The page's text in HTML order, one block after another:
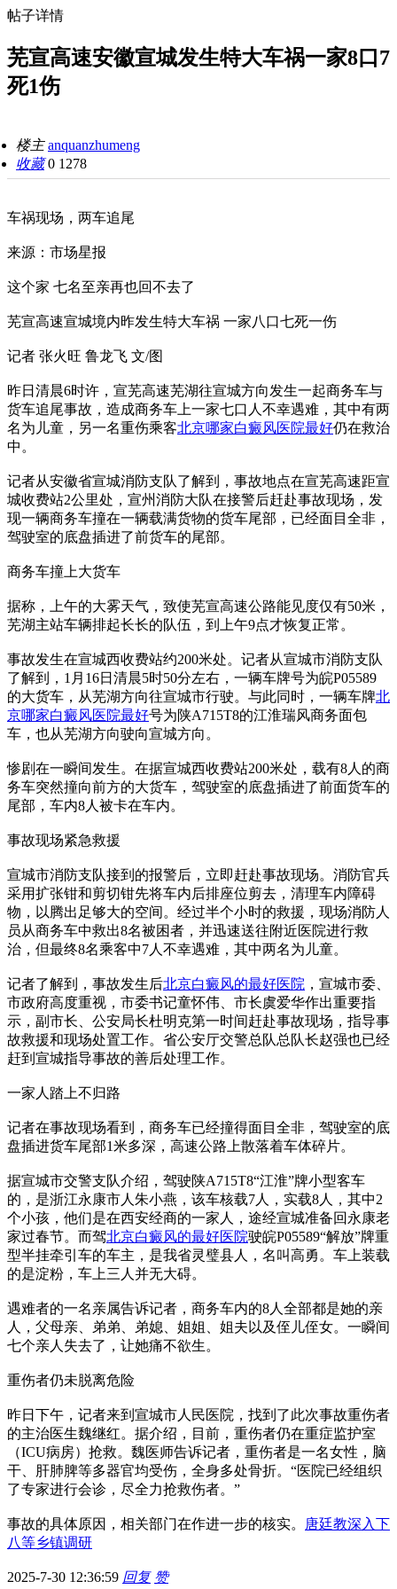
帖子详情
芜宣高速安徽宣城发生特大车祸一家8口7
死1伤
楼主anquanzhumeng
收藏 0 1278
车祸现场，两车追尾
来源：市场星报
这个家 七名至亲再也回不去了
芜宣高速宣城境内昨发生特大车祸 一家八口七死一伤
记者 张火旺 鲁龙飞 文/图
昨日清晨6时许，宣芜高速芜湖往宣城方向发生一起商务车与
货车追尾事故，造成商务车上一家七口人不幸遇难，其中有两
名为儿童，另一名重伤乘客北京哪家白癜风医院最好仍在救治
中。
记者从安徽省宣城消防支队了解到，事故地点在宣芜高速距宣
城收费站2公里处，宣州消防大队在接警后赶赴事故现场，发
现一辆商务车撞在一辆载满货物的货车尾部，已经面目全非，
驾驶室的底盘插进了前货车的尾部。
商务车撞上大货车
据称，上午的大雾天气，致使芜宣高速公路能见度仅有50米，
芜湖主站车辆排起长长的队伍，到上午9点才恢复正常。
事故发生在宣城西收费站约200米处。记者从宣城市消防支队
了解到，1月16日清晨5时50分左右，一辆车牌号为皖P05589
的大货车，从芜湖方向往宣城市行驶。与此同时，一辆车牌北
京哪家白癜风医院最好号为陕A715T8的江淮瑞风商务面包
车，也从芜湖方向驶向宣城方向。
惨剧在一瞬间发生。在据宣城西收费站200米处，载有8人的商
务车突然撞向前方的大货车，驾驶室的底盘插进了前面货车的
尾部，车内8人被卡在车内。
事故现场紧急救援
宣城市消防支队接到的报警后，立即赶赴事故现场。消防官兵
采用扩张钳和剪切钳先将车内后排座位剪去，清理车内障碍
物，以腾出足够大的空间。经过半个小时的救援，现场消防人
员从商务车中救出8名被困者，并迅速送往附近医院进行救
治，但最终8名乘客中7人不幸遇难，其中两名为儿童。
记者了解到，事故发生后北京白癜风的最好医院 ，宣城市委、
市政府高度重视，市委书记童怀伟、市长虞爱华作出重要指
示，副市长、公安局长杜明克第一时间赶赴事故现场，指导事
故救援和现场处置工作。省公安厅交警总队总队长赵强也已经
赶到宣城指导事故的善后处理工作。
一家人踏上不归路
记者在事故现场看到，商务车已经撞得面目全非，驾驶室的底
盘插进货车尾部1米多深，高速公路上散落着车体碎片。
据宣城市交警支队介绍，驾驶陕A715T8“江淮”牌小型客车
的，是浙江永康市人朱小燕，该车核载7人，实载8人，其中2
个小孩，他们是在西安经商的一家人，途经宣城准备回永康老
家过春节。而驾北京白癜风的最好医院驶皖P05589“解放”牌重
型半挂牵引车的车主，是我省灵璧县人，名叫高勇。车上装载
的是淀粉，车上三人并无大碍。
遇难者的一名亲属告诉记者，商务车内的8人全部都是她的亲
人，父母亲、弟弟、弟媳、姐姐、姐夫以及侄儿侄女。一瞬间
七个亲人失去了，让她痛不欲生。
重伤者仍未脱离危险
昨日下午，记者来到宣城市人民医院，找到了此次事故重伤者
的主治医生魏继红。据介绍，目前，重伤者仍在重症监护室
（ICU病房）抢救。魏医师告诉记者，重伤者是一名女性，脑
干、肝肺脾等多器官均受伤，全身多处骨折。“医院已经组织
了专家进行会诊，尽全力抢救伤者。”
事故的具体原因，相关部门在作进一步的核实。
唐廷教深入下
八等乡镇调研
2025-7-30 12:36:59 回复 赞